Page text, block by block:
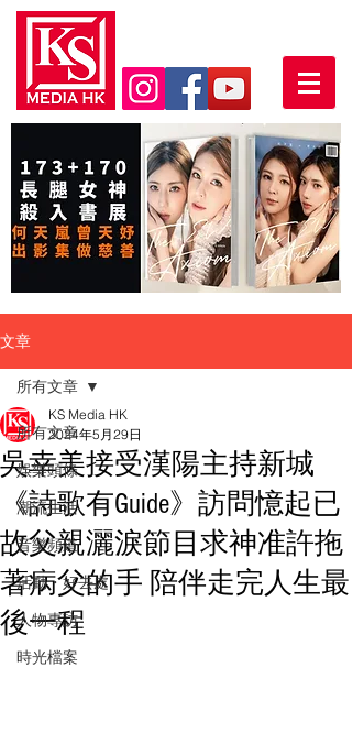
文章
所有文章
娛樂頭條
潮流生活
音樂頻道
活動・好去處
人物專訪
時光檔案
所有文章
吳幸美接受漢陽主持新城
《詩歌有Guide》訪問憶起已
故父親灑淚節目求神准許拖
著病父的手 陪伴走完人生最
後一程
KS Media HK
2024年5月29日